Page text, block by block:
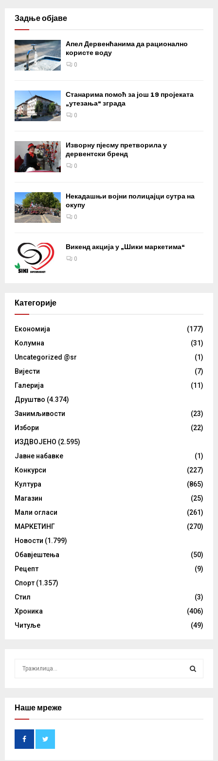
Задње објаве
Апел Дервенћанима да рационално
користе воду
0
Станарима помоћ за још 19 пројеката
„утезања“ зграда
0
Изворну пјесму претворила у
дервентски бренд
0
Некадашњи војни полицајци сутра на
окупу
0
Викенд акција у „Шики маркетима“
0
Категорије
Eкономија
(177)
Kолумнa
(31)
Uncategorized @sr
(1)
Вијести
(7)
Галерија
(11)
Друштво (4.374)
Занимљивости
(23)
Избори
(22)
ИЗДВОЈЕНО (2.595)
Јавне набавке
(1)
Конкурси
(227)
Култура
(865)
Магазин
(25)
Мали огласи
(261)
МАРКЕТИНГ
(270)
Новости (1.799)
Обавјештења
(50)
Рецепт
(9)
Спорт (1.357)
Стил
(3)
Хроника
(406)
Читуље
(49)
cНаше мреже